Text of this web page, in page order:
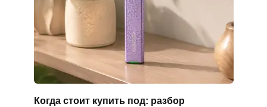
Когда стоит купить под: разбор